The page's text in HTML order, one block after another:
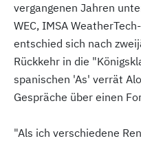
vergangenen Jahren
WEC, IMSA
entschied sich nach
Rückkehr in die
spanischen 'As' verrät
Gespräche über einen
"Als ich verschiedene